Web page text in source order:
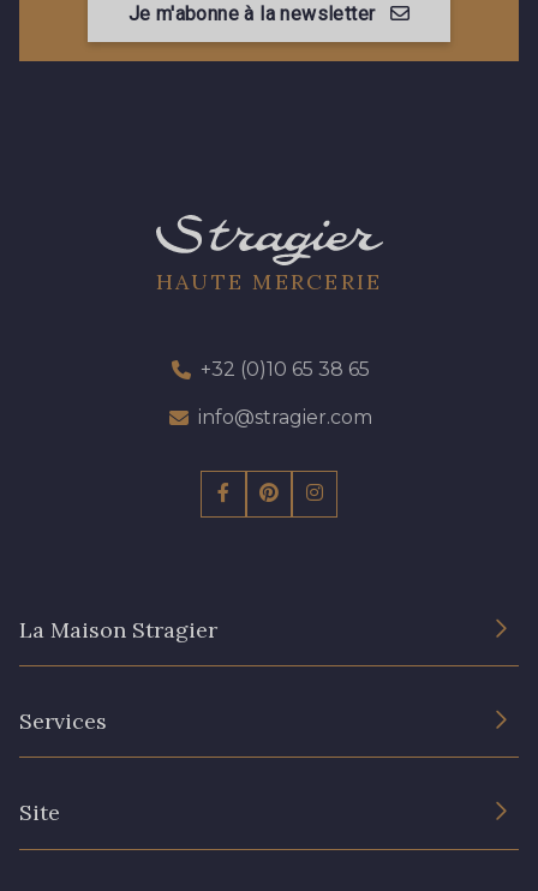
Je m'abonne à la newsletter
HAUTE MERCERIE
+32 (0)10 65 38 65
info@stragier.com
La Maison Stragier
Services
Site